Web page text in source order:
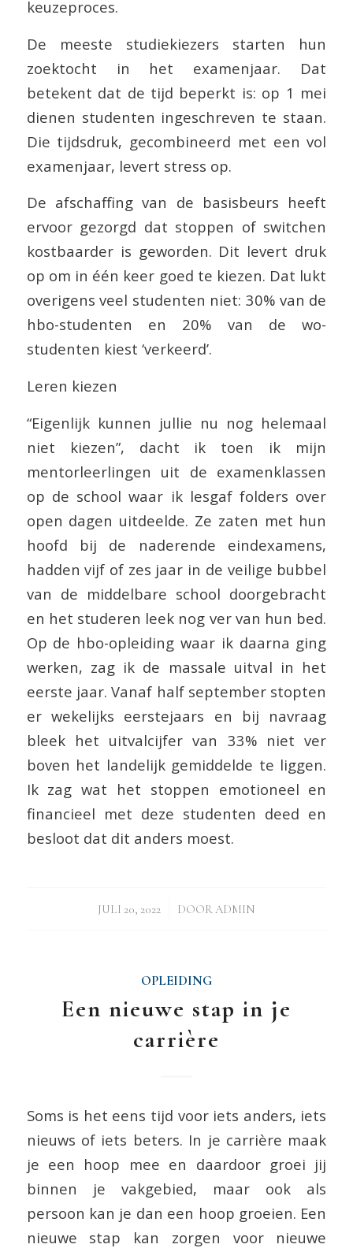
keuzeproces.
De meeste studiekiezers starten hun
zoektocht in het examenjaar. Dat
betekent dat de tijd beperkt is: op 1 mei
dienen studenten ingeschreven te staan.
Die tijdsdruk, gecombineerd met een vol
examenjaar, levert stress op.
De afschaffing van de basisbeurs heeft
ervoor gezorgd dat stoppen of switchen
kostbaarder is geworden. Dit levert druk
op om in één keer goed te kiezen. Dat lukt
overigens veel studenten niet: 30% van de
hbo-studenten en 20% van de wo-
studenten kiest ‘verkeerd’.
Leren kiezen
“Eigenlijk kunnen jullie nu nog helemaal
niet kiezen”, dacht ik toen ik mijn
mentorleerlingen uit de examenklassen
op de school waar ik lesgaf folders over
open dagen uitdeelde. Ze zaten met hun
hoofd bij de naderende eindexamens,
hadden vijf of zes jaar in de veilige bubbel
van de middelbare school doorgebracht
en het studeren leek nog ver van hun bed.
Op de hbo-opleiding waar ik daarna ging
werken, zag ik de massale uitval in het
eerste jaar. Vanaf half september stopten
er wekelijks eerstejaars en bij navraag
bleek het uitvalcijfer van 33% niet ver
boven het landelijk gemiddelde te liggen.
Ik zag wat het stoppen emotioneel en
financieel met deze studenten deed en
besloot dat dit anders moest.
JULI 20, 2022
/ DOORADMIN
OPLEIDING
Een nieuwe stap in je
carrière
Soms is het eens tijd voor iets anders, iets
nieuws of iets beters. In je carrière maak
je een hoop mee en daardoor groei jij
binnen je vakgebied, maar ook als
persoon kan je dan een hoop groeien. Een
nieuwe stap kan zorgen voor nieuwe